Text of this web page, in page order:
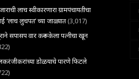
लाच स्वीकारणारा ग्रामपंचायतीचा
‘लाच लुचपत’ च्या जाळ्यात(3,017)
सपासप वार करून केला पत्नीचा खून
डोळयाचे पारणे फिटले